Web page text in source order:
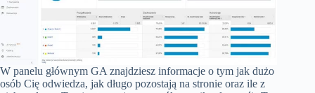
W panelu głównym GA znajdziesz informacje o tym jak dużo
osób Cię odwiedza, jak długo pozostają na stronie oraz ile z